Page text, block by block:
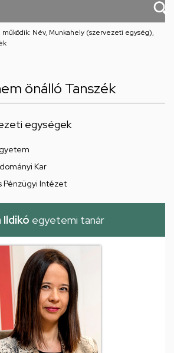
működik: Név, Munkahely (szervezeti egység),
önálló Tanszék
egységek
Kar
Pénzügyi Intézet
Ildikó egyetemi tanár